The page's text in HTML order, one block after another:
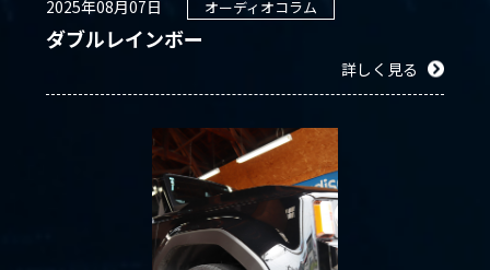
2025年08月07日 オーディオコラム
ダブルレインボー
詳しく見る